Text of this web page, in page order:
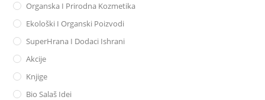
Organska I Prirodna Kozmetika
Ekološki I Organski Poizvodi
SuperHrana I Dodaci Ishrani
Akcije
Knjige
Bio Salaš Idei